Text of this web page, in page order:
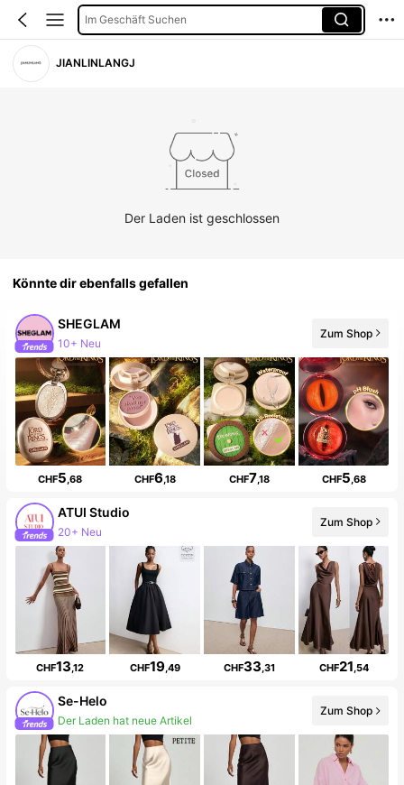
Im Geschäft Suchen
JIANLINLANGJ
Der Laden ist geschlossen
Könnte dir ebenfalls gefallen
SHEGLAM
10+ Neu
Zum Shop
CHF5 ,68 CHF6 ,18 CHF7,18 CHF5 ,68
ATUI Studio
20+ Neu
Zum Shop
CHF13 ,12 CHF19,49 CHF33 ,31 CHF21 ,54
Se-Helo
Der Laden hat neue Artikel
Zum Shop